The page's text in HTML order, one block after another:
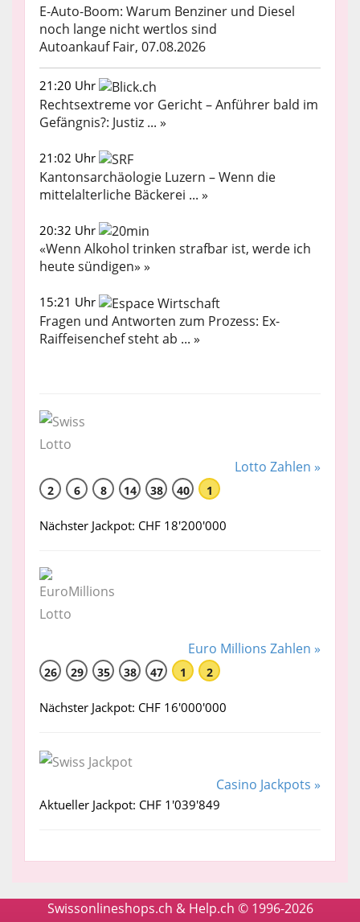
E-Auto-Boom: Warum Benziner und Diesel
noch lange nicht wertlos sind
Autoankauf Fair, 07.08.2026
21:20 Uhr
Rechtsextreme vor Gericht – Anführer bald im
Gefängnis?: Justiz ... »
21:02 Uhr
Kantonsarchäologie Luzern – Wenn die
mittelalterliche Bäckerei ... »
20:32 Uhr
«Wenn Alkohol trinken strafbar ist, werde ich
heute sündigen» »
15:21 Uhr
Fragen und Antworten zum Prozess: Ex-
Raiffeisenchef steht ab ... »
Lotto Zahlen »
2 6 8 14 38 40 1
Nächster Jackpot: CHF 18'200'000
Euro Millions Zahlen »
26 29 35 38 47 1 2
Nächster Jackpot: CHF 16'000'000
Casino Jackpots »
Aktueller Jackpot: CHF 1'039'849
Swissonlineshops.ch & Help.ch © 1996-2026